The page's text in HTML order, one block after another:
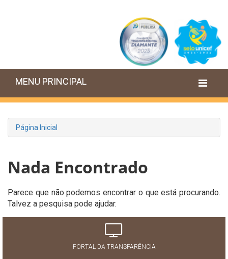
MENU PRINCIPAL
Página Inicial
Nada Encontrado
Parece que não podemos encontrar o que está procurando.
Talvez a pesquisa pode ajudar.
PORTAL DA TRANSPARÊNCIA